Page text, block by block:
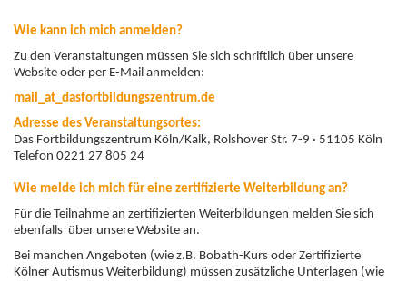
o
Wie kann ich mich anmelden?
Zu den Veranstaltungen müssen Sie sich schriftlich über unsere
Website oder per E-Mail anmelden:
mail _at_ dasfortbildungszentrum.de
Adresse des Veranstaltungsortes:
Das Fortbildungszentrum Köln/Kalk, Rolshover Str. 7-9 · 51105 Köln
Telefon 0221 27 805 24
Wie melde ich mich für eine zertifizierte Weiterbildung an?
Für die Teilnahme an zertifizierten Weiterbildungen melden Sie sich
ebenfalls über unsere Website an.
Bei manchen Angeboten (wie z.B. Bobath-Kurs oder Zertifizierte
Kölner Autismus Weiterbildung) müssen zusätzliche Unterlagen (wie